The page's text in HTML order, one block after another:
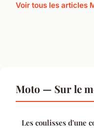
Voir tous les articles
Moto — Sur le
Les coulisses d'une